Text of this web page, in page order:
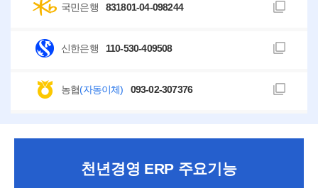
국민은행 831801-04-098244
신한은행 110-530-409508
농협(자동이체) 093-02-307376
천년경영 ERP 주요기능